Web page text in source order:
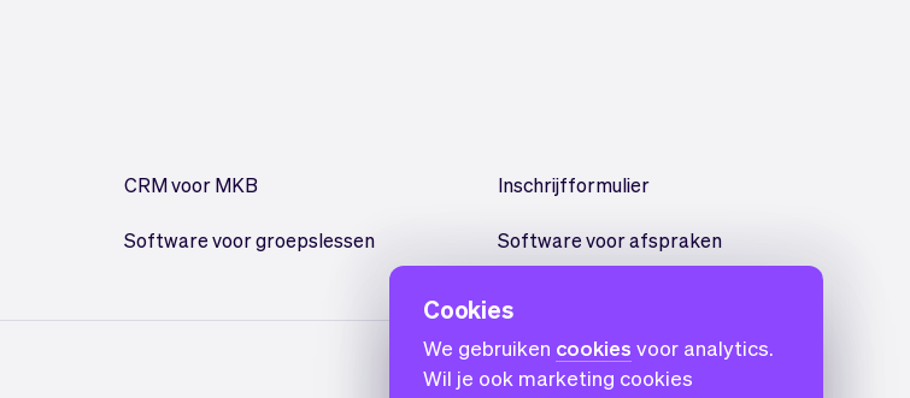
CRM voor MKB Inschrijfformulier
Software voor groepslessen Software voor afspraken
Cookies
We gebruiken cookies voor analytics.
Wil je ook marketing cookies